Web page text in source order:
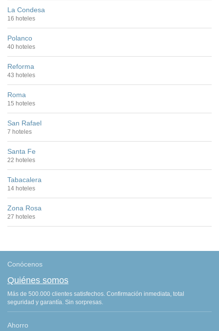
La Condesa
16 hoteles
Polanco
40 hoteles
Reforma
43 hoteles
Roma
15 hoteles
San Rafael
7 hoteles
Santa Fe
22 hoteles
Tabacalera
14 hoteles
Zona Rosa
27 hoteles
Conócenos
Quiénes somos
Más de 500.000 clientes satisfechos. Confirmación inmediata, total
seguridad y garantía. Sin sorpresas.
Ahorro